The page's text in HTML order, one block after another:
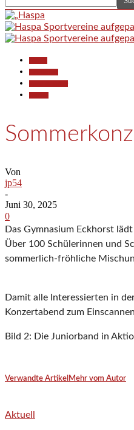
Von
jp54
-
Juni 30, 2025
0
Das Gymnasium Eckhorst
Über 100 Schülerinnen und
sommerlich-fröhliche
Damit alle Interessierten in
Konzertabend zum
Bild 2: Die Juniorband in
Verwandte Artikel Mehr vom Autor
Aktuell